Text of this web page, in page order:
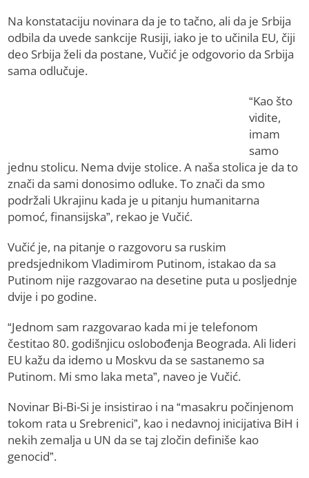
Na konstataciju novinara da je to tačno, ali da je Srbija
odbila da uvede sankcije Rusiji, iako je to učinila ЕU, čiji
deo Srbija želi da postane, Vučić je odgovorio da Srbija
sama odlučuje.
“Kao što
vidite,
imam
samo
jednu stolicu. Nema dvije stolice. A naša stolica je da to
znači da sami donosimo odluke. To znači da smo
podržali Ukrajinu kada je u pitanju humanitarna
pomoć, finansijska”, rekao je Vučić.
Vučić je, na pitanje o razgovoru sa ruskim
predsjednikom Vladimirom Putinom, istakao da sa
Putinom nije razgovarao na desetine puta u posljednje
dvije i po godine.
“Jednom sam razgovarao kada mi je telefonom
čestitao 80. godišnjicu oslobođenja Beograda. Ali lideri
ЕU kažu da idemo u Moskvu da se sastanemo sa
Putinom. Mi smo laka meta”, naveo je Vučić.
Novinar Bi-Bi-Si je insistirao i na “masakru počinjenom
tokom rata u Srebrenici”, kao i nedavnoj inicijativa BiH i
nekih zemalja u UN da se taj zločin definiše kao
genocid”.